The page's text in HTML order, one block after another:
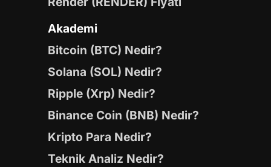
Akademi
Bitcoin (BTC) Nedir?
Solana (SOL) Nedir?
Ripple (Xrp) Nedir?
Binance Coin (BNB) Nedir?
Kripto Para Nedir?
Teknik Analiz Nedir?